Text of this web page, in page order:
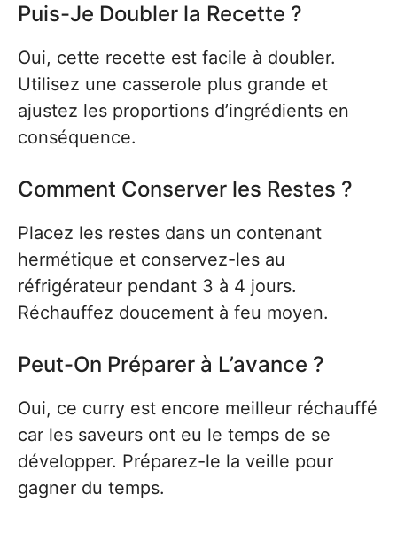
Puis-Je Doubler la Recette ?
Oui, cette recette est facile à doubler.
Utilisez une casserole plus grande et
ajustez les proportions d’ingrédients en
conséquence.
Comment Conserver les Restes ?
Placez les restes dans un contenant
hermétique et conservez-les au
réfrigérateur pendant 3 à 4 jours.
Réchauffez doucement à feu moyen.
Peut-On Préparer à L’avance ?
Oui, ce curry est encore meilleur réchauffé
car les saveurs ont eu le temps de se
développer. Préparez-le la veille pour
gagner du temps.